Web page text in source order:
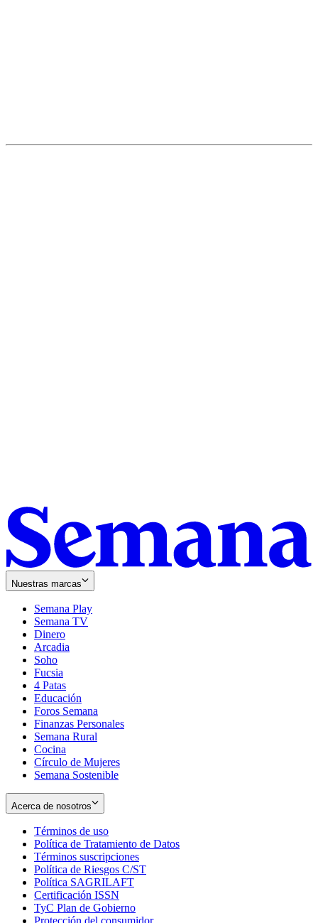
Nuestras marcas
Semana Play
Semana TV
Dinero
Arcadia
Soho
in
new
window
Fucsia
in
new
window
4 Patas
Educación
Foros Semana
Finanzas Personales
Semana Rural
Cocina
Círculo de Mujeres
Semana Sostenible
Acerca de nosotros
Términos de uso
in
new
window
Política de Tratamiento de Datos
Términos suscripciones
in
Política de Riesgos C/ST
Política SAGRILAFT
new
Certificación ISSN
in
TyC Plan de Gobierno